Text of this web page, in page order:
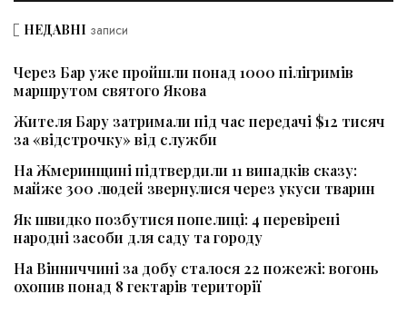
НЕДАВНІ записи
Через Бар уже пройшли понад 1000 пілігримів
маршрутом святого Якова
Жителя Бару затримали під час передачі $12 тисяч
за «відстрочку» від служби
На Жмеринщині підтвердили 11 випадків сказу:
майже 300 людей звернулися через укуси тварин
Як швидко позбутися попелиці: 4 перевірені
народні засоби для саду та городу
На Вінниччині за добу сталося 22 пожежі: вогонь
охопив понад 8 гектарів території